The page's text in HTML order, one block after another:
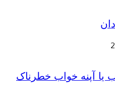
آپنه خواب خطرناک